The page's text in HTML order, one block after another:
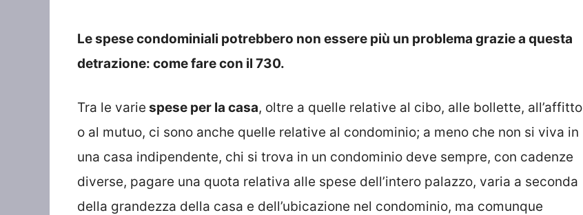
Le spese condominiali potrebbero non essere più un problema grazie a questa
detrazione: come fare con il 730.
Tra le varie spese per la casa, oltre a quelle relative al cibo, alle bollette, all’affitto
o al mutuo, ci sono anche quelle relative al condominio; a meno che non si viva in
una casa indipendente, chi si trova in un condominio deve sempre, con cadenze
diverse, pagare una quota relativa alle spese dell’intero palazzo, varia a seconda
della grandezza della casa e dell’ubicazione nel condominio, ma comunque